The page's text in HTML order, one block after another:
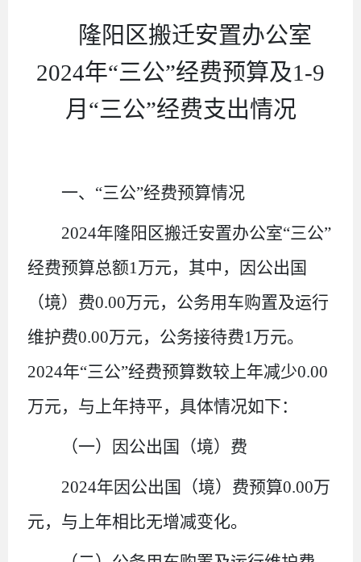
隆阳区搬迁安置办公室
2024年“三公”经费预算及1-9
月 “三公”经费支出情况
一、 “三公”经费预算情况
2024年隆阳区搬迁安置办公室“三公”
经费预算总额1 万元，其中，因公出国
（境）费0.00万元，公务用车购置及运行
维护费0.00万元，公务接待费1 万元。
2024年“三公”经费预算数较上年减少0.00
万元， 与上年持平，具体情况如下：
（一）因公出国（境）费
2024年因公出国（境）费预算0.00万
元， 与上年相比无增减变化。